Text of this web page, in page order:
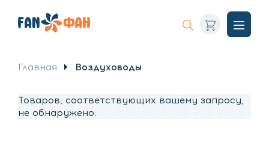
Искать
меню
Корзина
Главная Воздуховоды
Товаров, соответствующих вашему запросу,
не обнаружено.